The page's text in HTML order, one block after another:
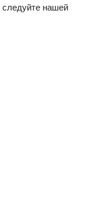
следуйте нашей